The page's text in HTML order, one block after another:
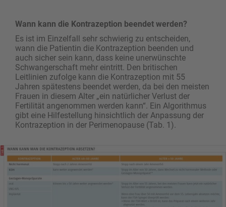
Wann kann die Kontrazeption beendet werden?
Es ist im Einzelfall sehr schwierig zu entscheiden,
wann die Patientin die Kontrazeption beenden und
auch sicher sein kann, dass keine unerwünschte
Schwangerschaft mehr eintritt. Den britischen
Leitlinien zufolge kann die Kontrazeption mit 55
Jahren spätestens beendet werden, da bei den meisten
Frauen in diesem Alter „ein natürlicher Verlust der
Fertilität angenommen werden kann“. Ein Algorithmus
gibt eine Hilfestellung hinsichtlich der Anpassung der
Kontrazeption in der Perimenopause (Tab. 1).